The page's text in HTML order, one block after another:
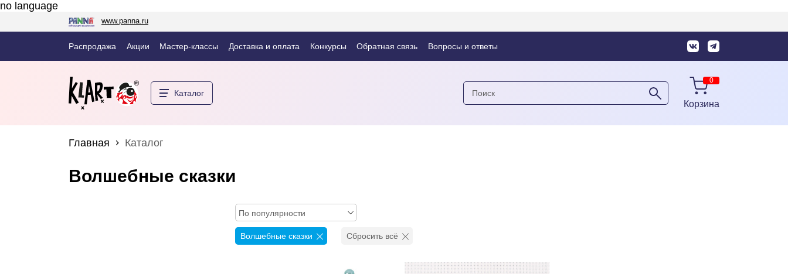
no language
www.panna.ru
Распродажа Акции Мастер-классы Доставка и оплата Конкурсы Обратная связь Вопросы и ответы
Каталог
Корзина
Главная Каталог
Волшебные сказки
По популярности
Волшебные сказки Сбросить всё